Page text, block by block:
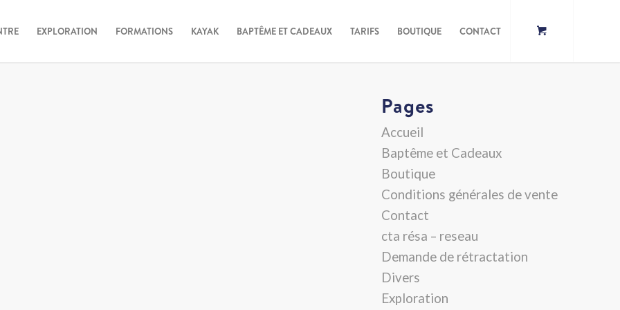
EXPLORATION FORMATIONS KAYAK BAPTÊME ET CADEAUX TARIFS BOUTIQUE CONTACT
Pages
Accueil
Baptême et Cadeaux
Boutique
Conditions générales de vente
Contact
cta résa – reseau
Demande de rétractation
Divers
Exploration